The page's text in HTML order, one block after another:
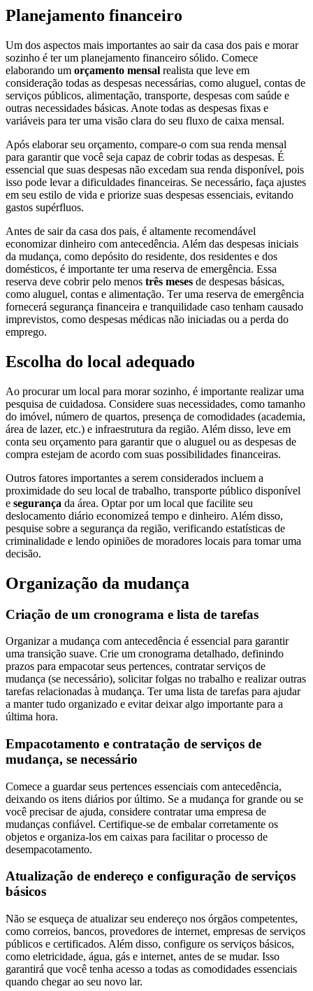
Planejamento financeiro
Um dos aspectos mais importantes ao sair da casa dos pais e morar
sozinho é ter um planejamento financeiro sólido. Comece
elaborando um orçamento mensal realista que leve em
consideração todas as despesas necessárias, como aluguel, contas de
serviços públicos, alimentação, transporte, despesas com saúde e
outras necessidades básicas. Anote todas as despesas fixas e
variáveis ​​para ter uma visão clara do seu fluxo de caixa mensal.
Após elaborar seu orçamento, compare-o com sua renda mensal
para garantir que você seja capaz de cobrir todas as despesas. É
essencial que suas despesas não excedam sua renda disponível, pois
isso pode levar a dificuldades financeiras. Se necessário, faça ajustes
em seu estilo de vida e priorize suas despesas essenciais, evitando
gastos supérfluos.
Antes de sair da casa dos pais, é altamente recomendável
economizar dinheiro com antecedência. Além das despesas iniciais
da mudança, como depósito do residente, dos residentes e dos
domésticos, é importante ter uma reserva de emergência. Essa
reserva deve cobrir pelo menos três meses de despesas básicas,
como aluguel, contas e alimentação. Ter uma reserva de emergência
fornecerá segurança financeira e tranquilidade caso tenham causado
imprevistos, como despesas médicas não iniciadas ou a perda do
emprego.
Escolha do local adequado
Ao procurar um local para morar sozinho, é importante realizar uma
pesquisa de cuidadosa. Considere suas necessidades, como tamanho
do imóvel, número de quartos, presença de comodidades (academia,
área de lazer, etc.) e infraestrutura da região. Além disso, leve em
conta seu orçamento para garantir que o aluguel ou as despesas de
compra estejam de acordo com suas possibilidades financeiras.
Outros fatores importantes a serem considerados incluem a
proximidade do seu local de trabalho, transporte público disponível
e segurança da área. Optar por um local que facilite seu
deslocamento diário economizeá tempo e dinheiro. Além disso,
pesquise sobre a segurança da região, verificando estatísticas de
criminalidade e lendo opiniões de moradores locais para tomar uma
decisão.
Organização da mudança
Criação de um cronograma e lista de tarefas
Organizar a mudança com antecedência é essencial para garantir
uma transição suave. Crie um cronograma detalhado, definindo
prazos para empacotar seus pertences, contratar serviços de
mudança (se necessário), solicitar folgas no trabalho e realizar outras
tarefas relacionadas à mudança. Ter uma lista de tarefas para ajudar
a manter tudo organizado e evitar deixar algo importante para a
última hora.
Empacotamento e contratação de serviços de
mudança, se necessário
Comece a guardar seus pertences essenciais com antecedência,
deixando os itens diários por último. Se a mudança for grande ou se
você precisar de ajuda, considere contratar uma empresa de
mudanças confiável. Certifique-se de embalar corretamente os
objetos e organiza-los em caixas para facilitar o processo de
desempacotamento.
Atualização de endereço e configuração de serviços
básicos
Não se esqueça de atualizar seu endereço nos órgãos competentes,
como correios, bancos, provedores de internet, empresas de serviços
públicos e certificados. Além disso, configure os serviços básicos,
como eletricidade, água, gás e internet, antes de se mudar. Isso
garantirá que você tenha acesso a todas as comodidades essenciais
quando chegar ao seu novo lar.